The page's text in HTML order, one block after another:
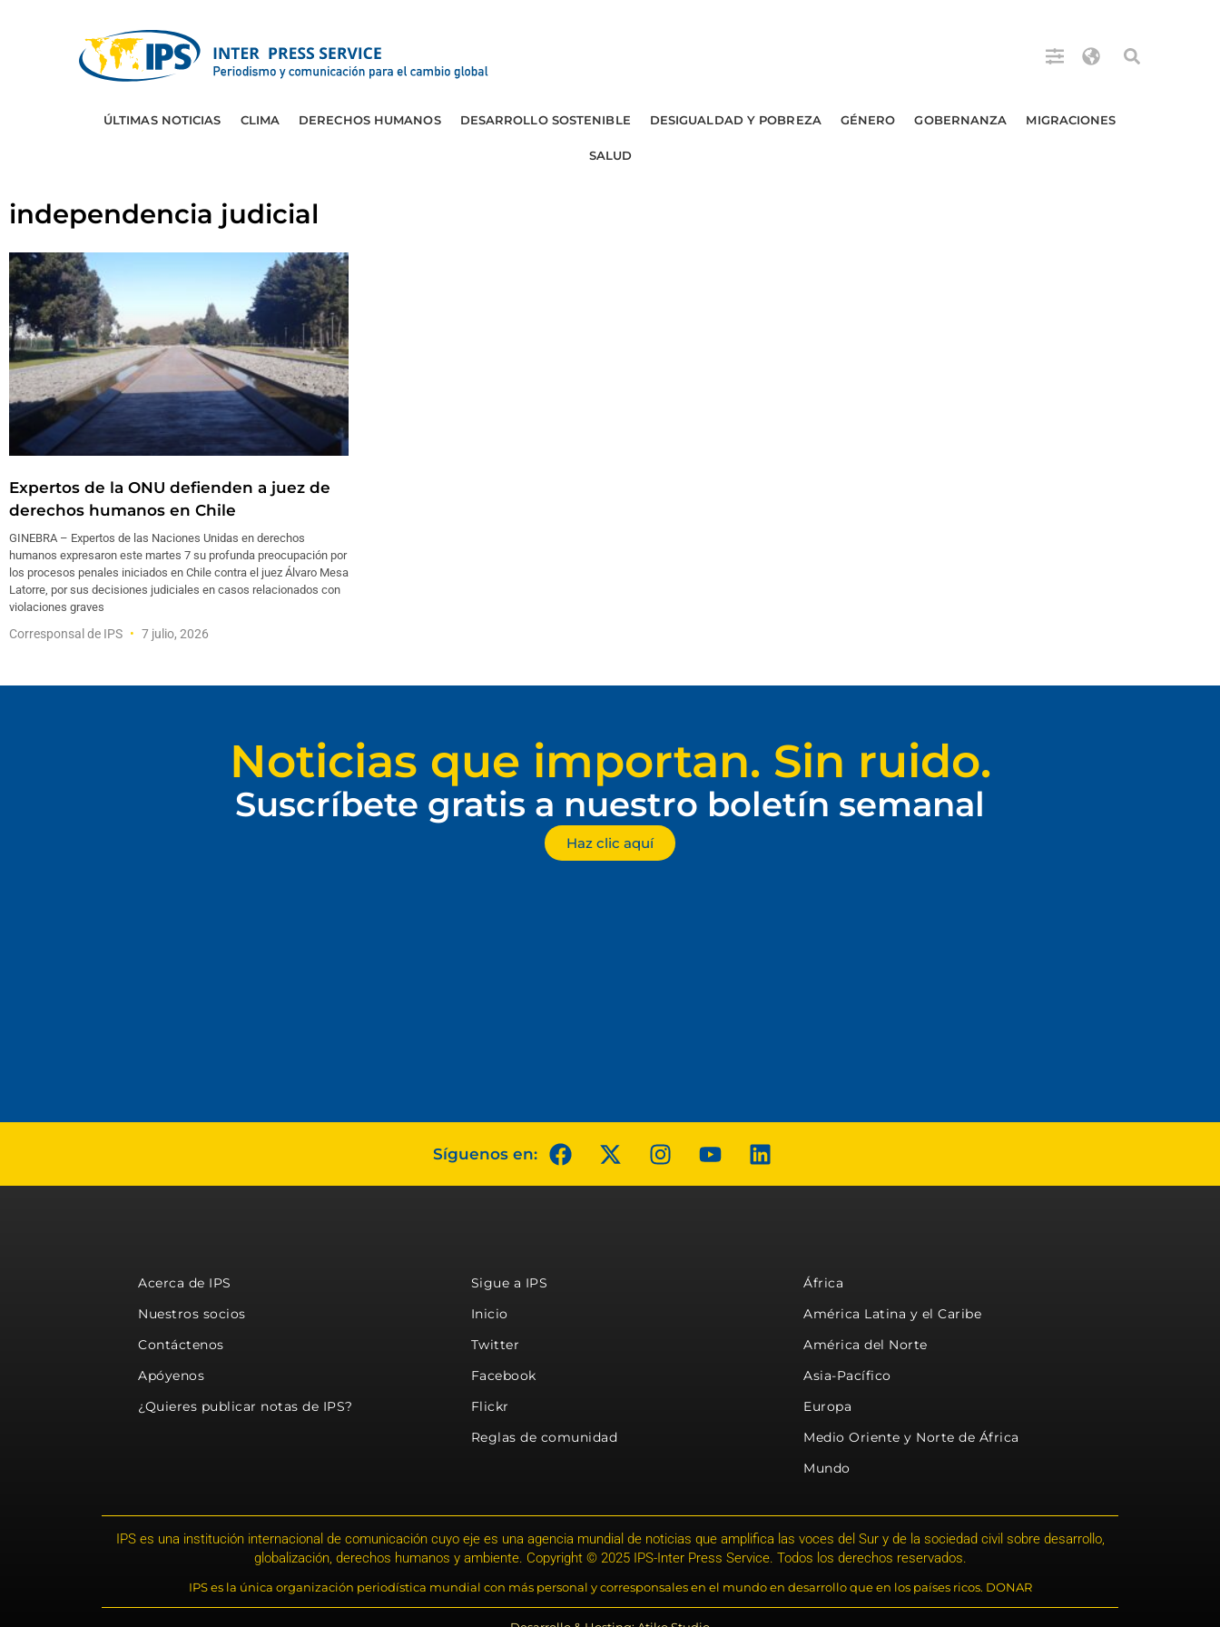
ÚLTIMAS NOTICIAS CLIMA DERECHOS HUMANOS DESARROLLO SOSTENIBLE DESIGUALDAD Y POBREZA GÉNERO GOBERNANZA MIGRACIONES
SALUD
independencia judicial
Expertos de la ONU defienden a juez de
derechos humanos en Chile
GINEBRA – Expertos de las Naciones Unidas en derechos
humanos expresaron este martes 7 su profunda preocupación por
los procesos penales iniciados en Chile contra el juez Álvaro Mesa
Latorre, por sus decisiones judiciales en casos relacionados con
violaciones graves
Corresponsal de IPS 7 julio, 2026
Noticias que importan. Sin ruido.
Suscríbete gratis a nuestro boletín semanal
Haz clic aquí
Síguenos en:
Acerca de IPS
Nuestros socios
Contáctenos
Apóyenos
¿Quieres publicar notas de IPS?
Sigue a IPS
Inicio
Twitter
Facebook
Flickr
Reglas de comunidad
África
América Latina y el Caribe
América del Norte
Asia-Pacífico
Europa
Medio Oriente y Norte de África
Mundo
IPS es una institución internacional de comunicación cuyo eje es una agencia mundial de noticias que amplifica las voces del Sur y de la sociedad civil sobre desarrollo,
globalización, derechos humanos y ambiente. Copyright © 2025 IPS-Inter Press Service. Todos los derechos reservados.
IPS es la única organización periodística mundial con más personal y corresponsales en el mundo en desarrollo que en los países ricos. DONAR